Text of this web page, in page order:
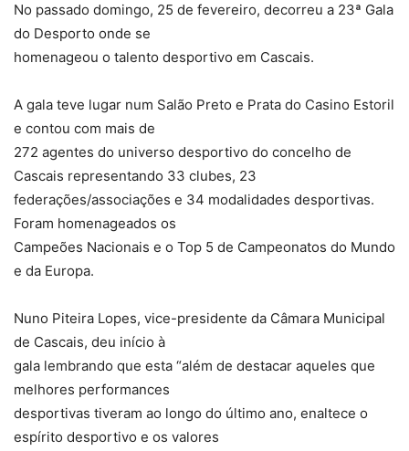
No passado domingo, 25 de fevereiro, decorreu a 23ª Gala
do Desporto onde se
homenageou o talento desportivo em Cascais.
A gala teve lugar num Salão Preto e Prata do Casino Estoril
e contou com mais de
272 agentes do universo desportivo do concelho de
Cascais representando 33 clubes, 23
federações/associações e 34 modalidades desportivas.
Foram homenageados os
Campeões Nacionais e o Top 5 de Campeonatos do Mundo
e da Europa.
Nuno Piteira Lopes, vice-presidente da Câmara Municipal
de Cascais, deu início à
gala lembrando que esta “além de destacar aqueles que
melhores performances
desportivas tiveram ao longo do último ano, enaltece o
espírito desportivo e os valores